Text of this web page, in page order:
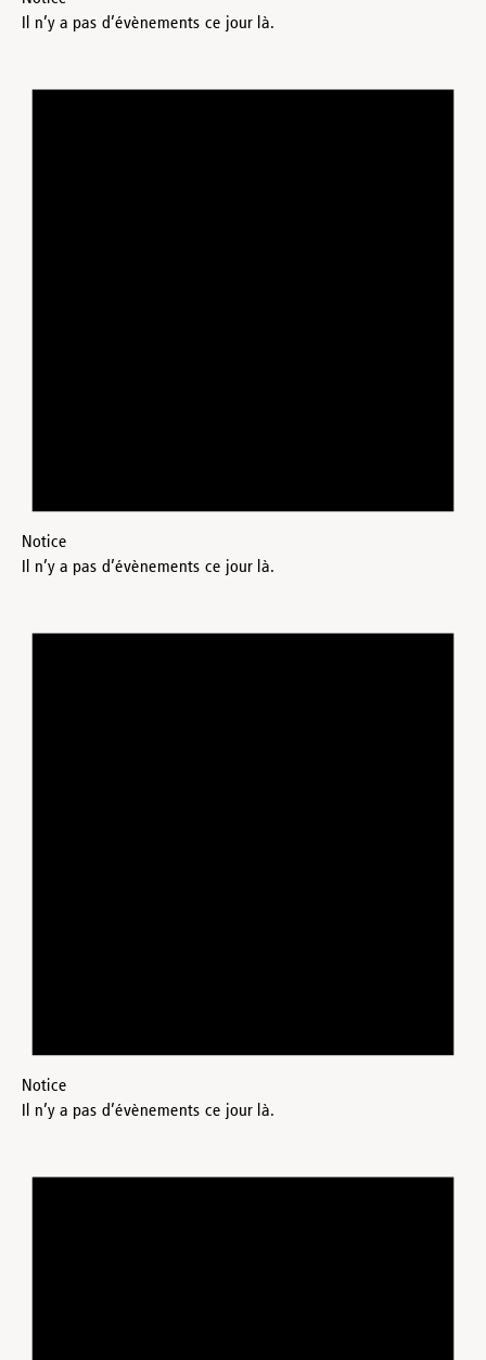
Il n’y a pas d’évènements ce jour là.
Notice
Il n’y a pas d’évènements ce jour là.
Notice
Il n’y a pas d’évènements ce jour là.